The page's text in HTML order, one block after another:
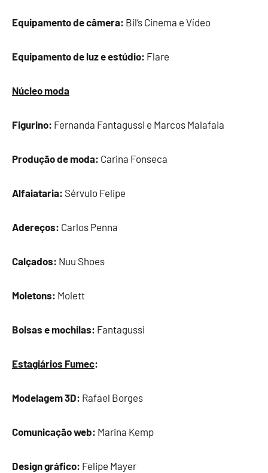
Equipamento de câmera: Bil’s Cinema e Vídeo
Equipamento de luz e estúdio: Flare
Núcleo moda
Figurino: Fernanda Fantagussi e Marcos Malafaia
Produção de moda: Carina Fonseca
Alfaiataria: Sérvulo Felipe
Adereços: Carlos Penna
Calçados: Nuu Shoes
Moletons: Molett
Bolsas e mochilas: Fantagussi
Estagiários Fumec:
Modelagem 3D: Rafael Borges
Comunicação web: Marina Kemp
Design gráfico: Felipe Mayer